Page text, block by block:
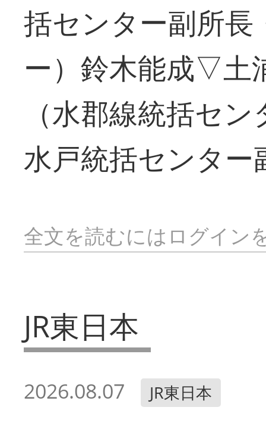
括センター副所
ー）鈴木能成▽土
（水郡線統括セ
水戸統括センター
全文を読むにはログイン
JR東日本
2026.08.07 JR東日本